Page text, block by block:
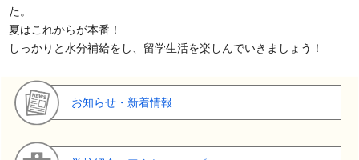
た。
夏はこれからが本番！
しっかりと水分補給をし、留学生活を楽しんでいきましょう！
お知らせ・新着情報